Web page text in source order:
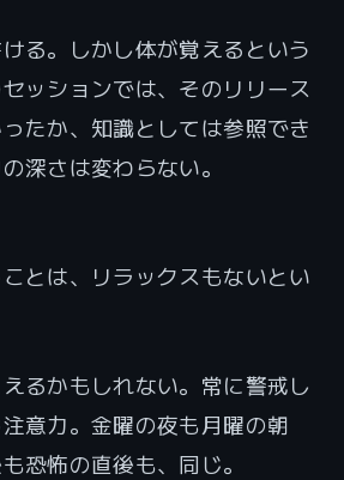
る。しかし体が覚えるという
ッションでは、そのリリース
たか、知識としては参照でき
深さは変わらない。
とは、リラックスもないとい
るかもしれない。常に警戒し
意力。金曜の夜も月曜の朝
恐怖の直後も、同じ。